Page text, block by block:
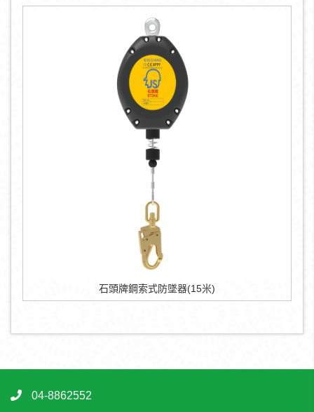
石頭牌鋼索式防墜器(15米)
04-8862552